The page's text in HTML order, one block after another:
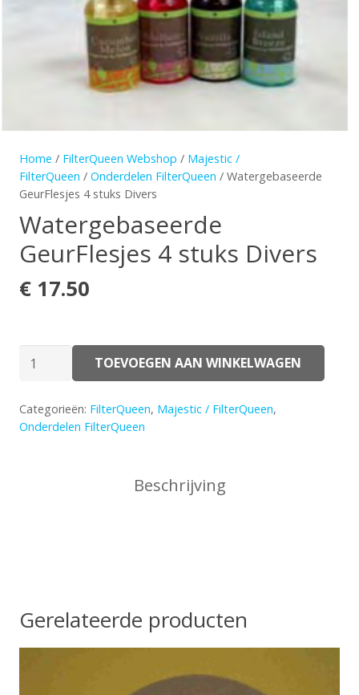
Home / FilterQueen Webshop / Majestic /
FilterQueen / Onderdelen FilterQueen / Watergebaseerde
GeurFlesjes 4 stuks Divers
Watergebaseerde
GeurFlesjes 4 stuks Divers
€ 17.50
Watergebaseerde
GeurFlesjes
stuks
TOEVOEGEN AAN WINKELWAGEN
Categorieën: FilterQueen, Majestic / FilterQueen,
Onderdelen FilterQueen
Beschrijving
Gerelateerde producten